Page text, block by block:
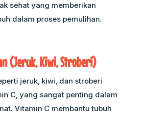
sehat yang memberikan
dalam proses pemulihan.
(Jeruk, Kiwi, Stroberi)
jeruk, kiwi, dan stroberi
C, yang sangat penting dalam
Vitamin C membantu tubuh